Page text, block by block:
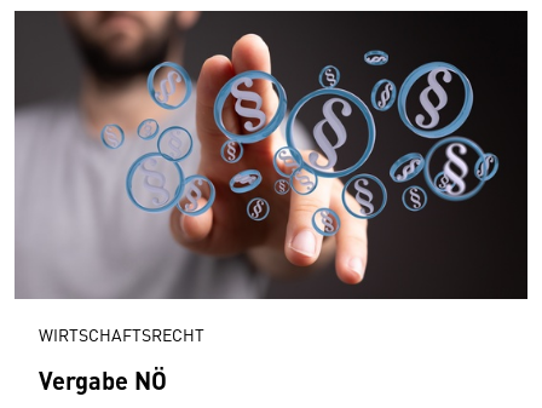
WIRTSCHAFTSRECHT
Vergabe NÖ